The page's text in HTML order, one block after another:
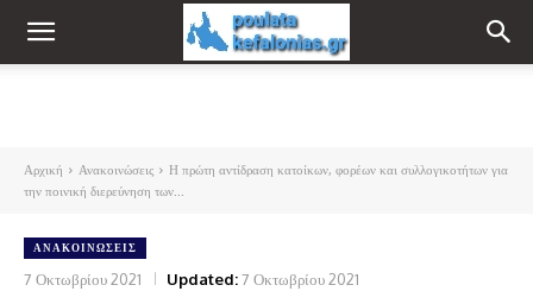
Αρχική Ανακοινώσεις
Η πρώτη αντίδραση κατοίκων, φορέων και συλλογικοτήτων για
την ποινική διερεύνηση των...
ΑΝΑΚΟΙΝΏΣΕΙΣ
7 Οκτωβρίου 2021 Updated:7 Οκτωβρίου 2021